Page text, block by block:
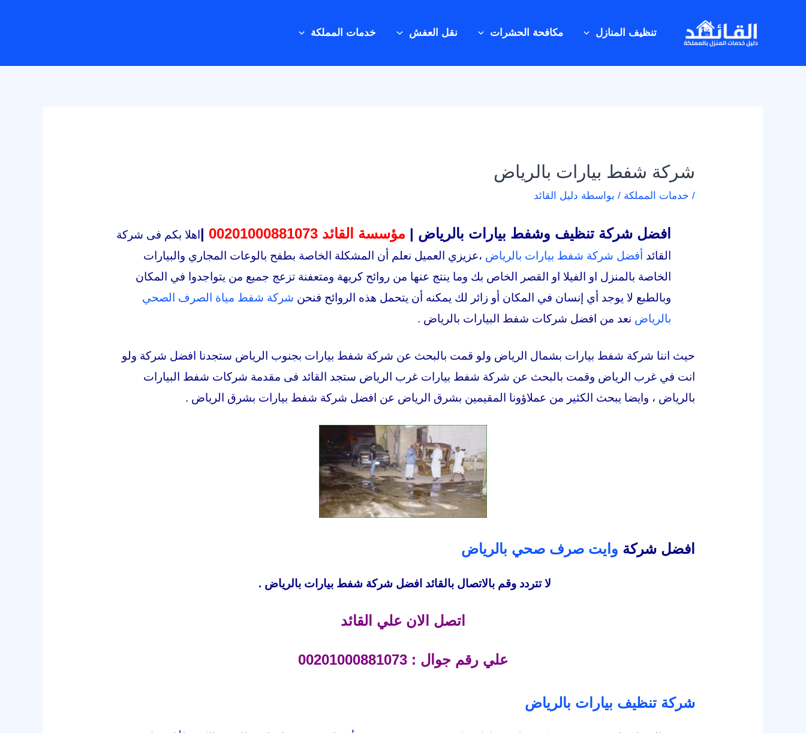
تنظيف المنازل مكافحة الحشرات نقل العفش خدمات المملكة
شركة شفط بيارات بالرياض
/ خدمات المملكة / بواسطة دليل القائد
افضل شركة تنظيف وشفط بيارات بالرياض | مؤسسة القائد 00201000881073 |اهلا بكم فى شركة
القائد أفضل شركة شفط بيارات بالرياض ،عزيزي العميل نعلم أن المشكلة الخاصة بطفح بالوعات المجاري والبيارات
الخاصة بالمنزل او الفيلا او القصر الخاص بك وما ينتج عنها من روائح كريهة ومتعفنة تزعج جميع من يتواجدوا في المكان
وبالطبع لا يوجد أي إنسان في المكان أو زائر لك يمكنه أن يتحمل هذه الروائح فنحن شركة شفط مياة الصرف الصحي
بالرياض نعد من افضل شركات شفط البيارات بالرياض .
حيث اننا شركة شفط بيارات بشمال الرياض ولو قمت بالبحث عن شركة شفط بيارات بجنوب الرياض ستجدنا افضل شركة ولو
انت في غرب الرياض وقمت بالبحث عن شركة شفط بيارات غرب الرياض ستجد القائد فى مقدمة شركات شفط البيارات
بالرياض ، وايضا يبحث الكثير من عملاؤونا المقيمين بشرق الرياض عن افضل شركة شفط بيارات بشرق الرياض .
افضل شركة وايت صرف صحي بالرياض
لا تتردد وقم بالاتصال بالقائد افضل شركة شفط بيارات بالرياض .
اتصل الان علي القائد
علي رقم جوال : 00201000881073
شركة تنظيف بيارات بالرياض
navigation